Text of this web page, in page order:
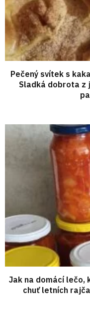
Pečený svítek s
Sladká dobrota z
Jak na domácí lečo,
chuť letních